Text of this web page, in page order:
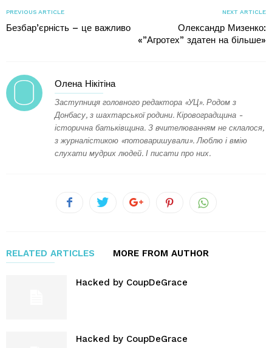
PREVIOUS ARTICLE
Безбар’єрність – це важливо
NEXT ARTICLE
Олександр Мизенко:
«”Агротех” здатен на більше»
Олена Нікітіна
Заступниця головного редактора «УЦ». Родом з
Донбасу, з шахтарської родини. Кіровоградщина -
історична батьківщина. З вчителюванням не склалося,
з журналістикою «потоваришували». Люблю і вмію
слухати мудрих людей. І писати про них.
RELATED ARTICLES MORE FROM AUTHOR
Hacked by CoupDeGrace
Hacked by CoupDeGrace